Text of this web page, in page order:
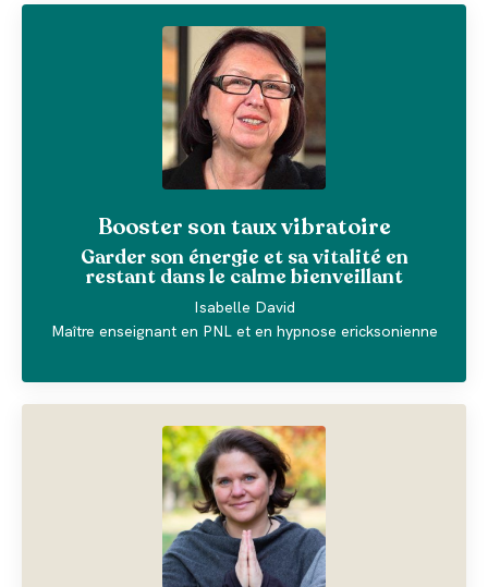
Booster son taux vibratoire
Garder son énergie et sa vitalité en
restant dans le calme bienveillant
Isabelle David
Maître enseignant en PNL et en hypnose ericksonienne